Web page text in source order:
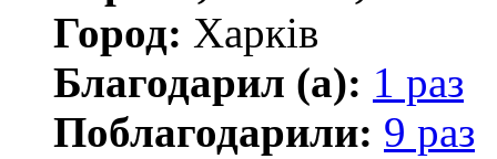
Город: Харків
Благодарил (а): 1 раз
Поблагодарили: 9 раз